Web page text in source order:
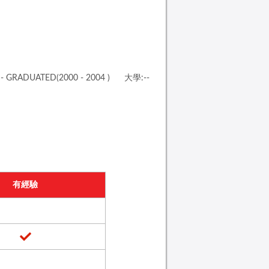
GRADUATED(2000 - 2004 ) 大學:--
有經驗